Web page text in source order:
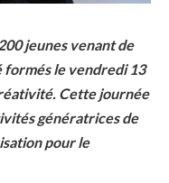
jeunes venant de
formés le vendredi 13
Cette journée
génératrices de
pour le